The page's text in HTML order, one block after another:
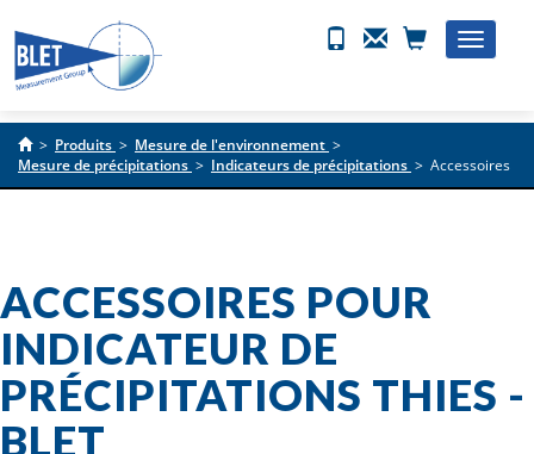
Toggle
> Produits > Mesure de l'environnement >
Mesure de précipitations > Indicateurs de précipitations > Accessoires
ACCESSOIRES POUR
INDICATEUR DE
PRÉCIPITATIONS THIES -
BLET